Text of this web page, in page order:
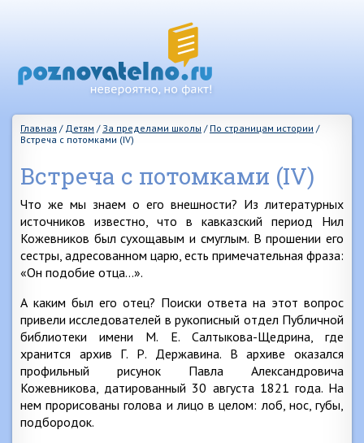
Главная / Детям / За пределами школы / По страницам истории /
Встреча с потомками (IV)
Встреча с потомками (IV)
Что же мы знаем о его внешности? Из литературных
источников известно, что в кавказский период Нил
Кожевников был сухощавым и смуглым. В прошении его
сестры, адресованном царю, есть примечательная фраза:
«Он подобие отца…».
А каким был его отец? Поиски ответа на этот вопрос
привели исследователей в рукописный отдел Публичной
библиотеки имени М. Е. Салтыкова-Щедрина, где
хранится архив Г. Р. Державина. В архиве оказался
профильный рисунок Павла Александровича
Кожевникова, датированный 30 августа 1821 года. На
нем прорисованы голова и лицо в целом: лоб, нос, губы,
подбородок.